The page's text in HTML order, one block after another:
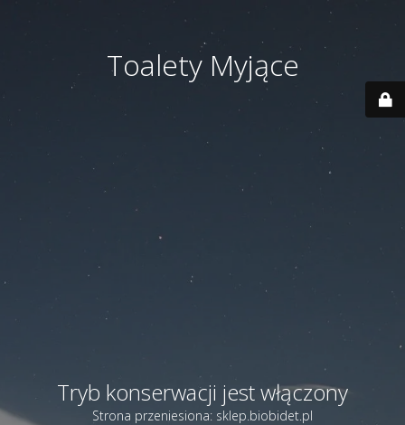
Toalety Myjące
Tryb konserwacji jest włączony
Strona przeniesiona: sklep.biobidet.pl